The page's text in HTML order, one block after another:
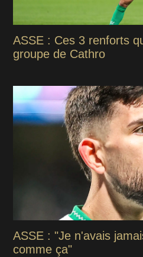
ASSE : Ces 3 renforts
groupe de Cathro
ASSE : "Je n'avais
comme ça"